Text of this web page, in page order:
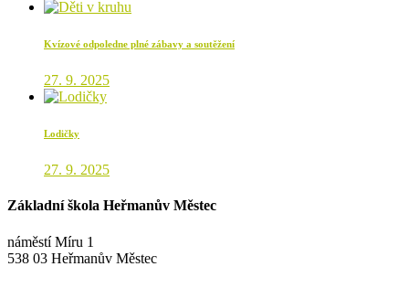
Kvízové odpoledne plné zábavy a soutěžení
27. 9. 2025
Lodičky
27. 9. 2025
Základní škola Heřmanův Městec
náměstí Míru 1
538 03 Heřmanův Městec